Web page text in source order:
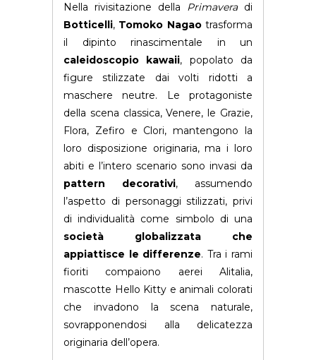
Nella rivisitazione della Primaveradi
Botticelli, Tomoko Nagaotrasforma
il dipinto rinascimentale in un
caleidoscopio kawaii, popolato da
figure stilizzate dai volti ridotti a
maschere neutre. Le protagoniste
della scena classica, Venere, le Grazie,
Flora, Zefiro e Clori, mantengono la
loro disposizione originaria, ma i loro
abiti e l’intero scenario sono invasi da
pattern decorativi, assumendo
l’aspetto di personaggi stilizzati, privi
di individualità come simbolo di una
società globalizzata che
appiattisce le differenze. Tra i rami
fioriti compaiono aerei Alitalia,
mascotte Hello Kitty e animali colorati
che invadono la scena naturale,
sovrapponendosi alla delicatezza
originaria dell’opera.